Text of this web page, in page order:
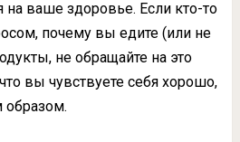
на ваше здоровье. Если кто-то
почему вы едите (или не
не обращайте на это
вы чувствуете себя хорошо,
образом.